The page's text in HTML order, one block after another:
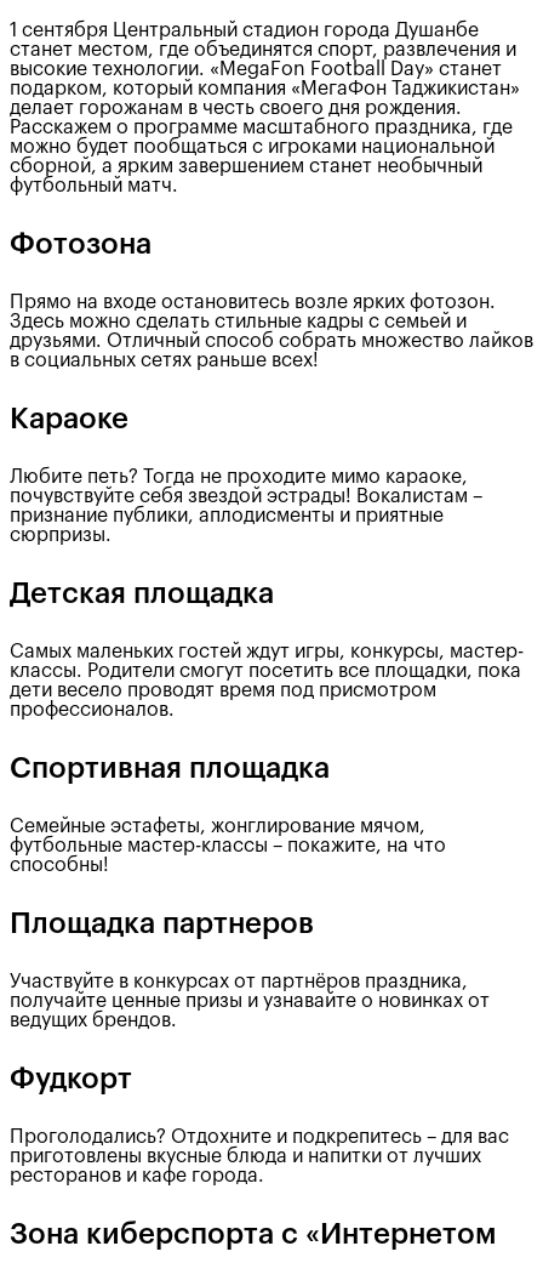
1 сентября Центральный стадион города Душанбе
станет местом, где объединятся спорт, развлечения и
высокие технологии. «MegaFon Football Day» станет
подарком, который компания «МегаФон Таджикистан»
делает горожанам в честь своего дня рождения.
Расскажем о программе масштабного праздника, где
можно будет пообщаться с игроками национальной
сборной, а ярким завершением станет необычный
футбольный матч.
Фотозона
Прямо на входе остановитесь возле ярких фотозон.
Здесь можно сделать стильные кадры с семьей и
друзьями. Отличный способ собрать множество лайков
в социальных сетях раньше всех!
Караоке
Любите петь? Тогда не проходите мимо караоке,
почувствуйте себя звездой эстрады! Вокалистам –
признание публики, аплодисменты и приятные
сюрпризы.
Детская площадка
Самых маленьких гостей ждут игры, конкурсы, мастер-
классы. Родители смогут посетить все площадки, пока
дети весело проводят время под присмотром
профессионалов.
Спортивная площадка
Семейные эстафеты, жонглирование мячом,
футбольные мастер-классы – покажите, на что
способны!
Площадка партнеров
Участвуйте в конкурсах от партнёров праздника,
получайте ценные призы и узнавайте о новинках от
ведущих брендов.
Фудкорт
Проголодались? Отдохните и подкрепитесь – для вас
приготовлены вкусные блюда и напитки от лучших
ресторанов и кафе города.
Зона киберспорта с «Интернетом